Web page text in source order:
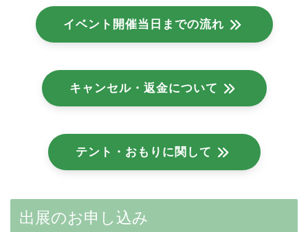
イベント開催当日までの流れ
キャンセル・返金について
テント・おもりに関して
出展のお申し込み